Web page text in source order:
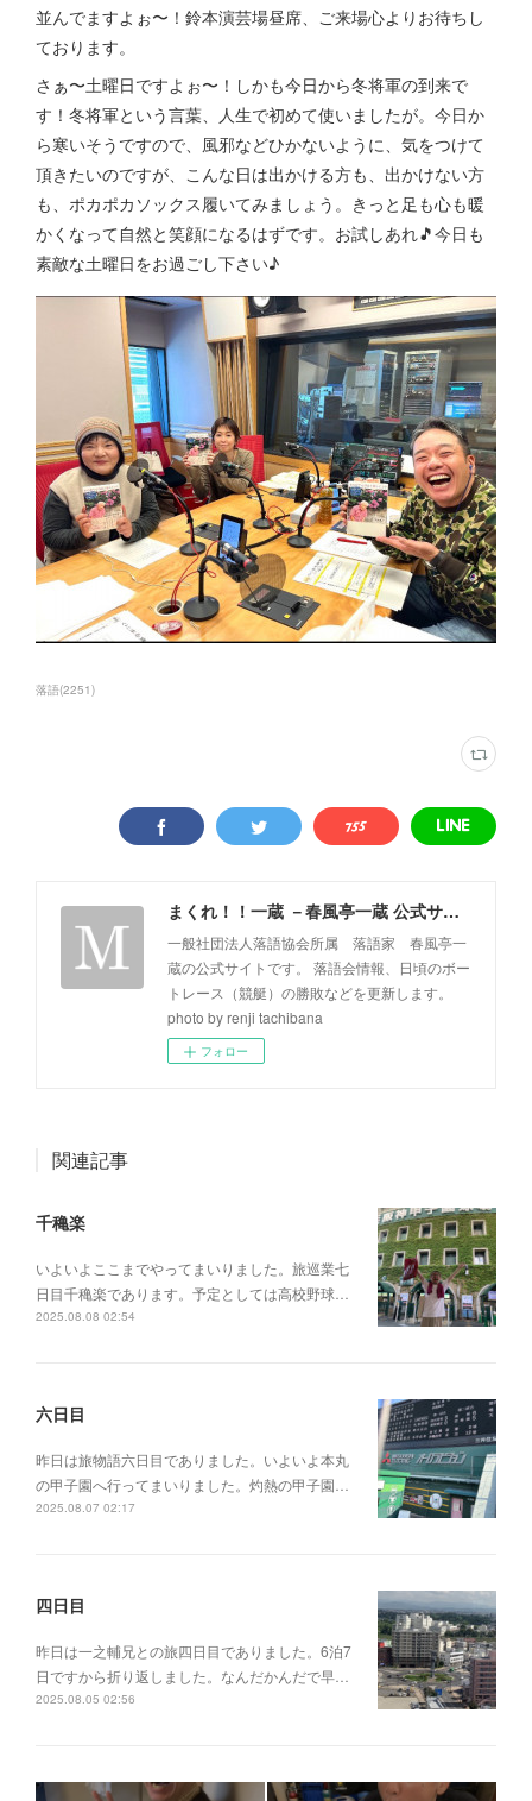
並んでますよぉ〜！鈴本演芸場昼席、ご来場心よりお待ちし
ております。
さぁ〜土曜日ですよぉ〜！しかも今日から冬将軍の到来で
す！冬将軍という言葉、人生で初めて使いましたが。今日か
ら寒いそうですので、風邪などひかないように、気をつけて
頂きたいのですが、こんな日は出かける方も、出かけない方
も、ポカポカソックス履いてみましょう。きっと足も心も暖
かくなって自然と笑顔になるはずです。お試しあれ🎵今日も
素敵な土曜日をお過ごし下さい♪
落語(2251)
まくれ！！一蔵 －春風亭一蔵 公式サイト－
一般社団法人落語協会所属 落語家 春風亭一
蔵の公式サイトです。 落語会情報、日頃のボー
トレース（競艇）の勝敗などを更新します。
photo by renji tachibana
フォロー
関連記事
千穐楽
いよいよここまでやってまいりました。旅巡業七
日目千穐楽であります。予定としては高校野球…
2025.08.08 02:54
六日目
昨日は旅物語六日目でありました。いよいよ本丸
の甲子園へ行ってまいりました。灼熱の甲子園…
2025.08.07 02:17
四日目
昨日は一之輔兄との旅四日目でありました。6泊7
日ですから折り返しました。なんだかんだで早…
2025.08.05 02:56